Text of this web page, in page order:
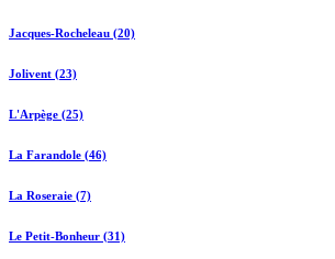
Jacques-Rocheleau (20)
Jolivent (23)
L'Arpège (25)
La Farandole (46)
La Roseraie (7)
Le Petit-Bonheur (31)